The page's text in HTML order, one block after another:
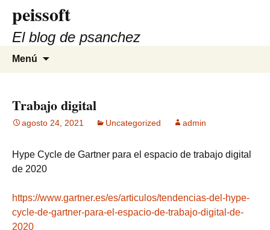
contenido
peissoft
El blog de psanchez
Menú
Trabajo digital
agosto 24, 2021 Uncategorized admin
Hype Cycle de Gartner para el espacio de trabajo digital
de 2020
https://www.gartner.es/es/articulos/tendencias-del-hype-
cycle-de-gartner-para-el-espacio-de-trabajo-digital-de-
2020